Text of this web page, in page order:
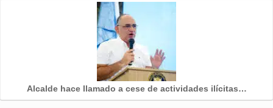
Alcalde hace llamado a cese de actividades ilícitas…